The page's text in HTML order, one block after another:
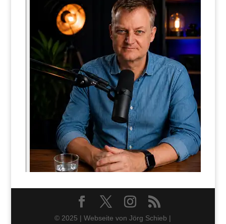
© 2025 | Webseite von Jörg Schieb |